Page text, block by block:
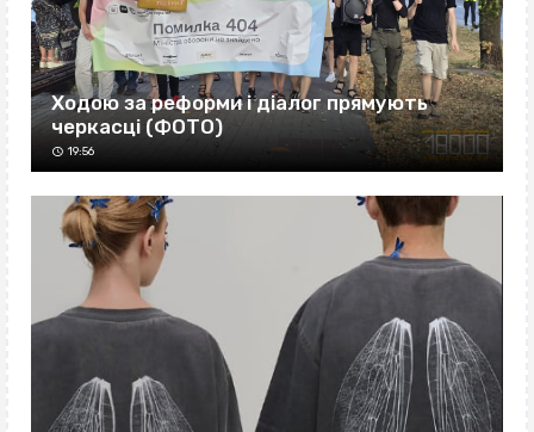
Ходою за реформи і діалог прямують
черкасці (ФОТО)
19:56